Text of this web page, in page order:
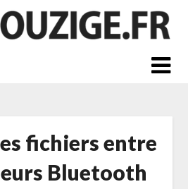
fichiers entre
Bluetooth